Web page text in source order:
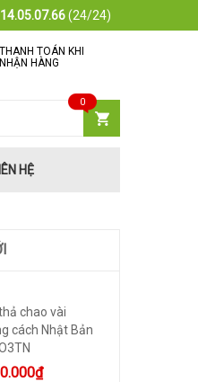
(24/24)
THANH TOÁN KHI
NHẬN HÀNG
0
HỆ
chao vài
cách Nhật Bản